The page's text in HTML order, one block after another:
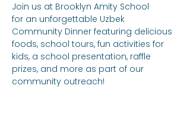
Join us at Brooklyn Amity School
for an unforgettable Uzbek
Community Dinner featuring delicious
foods, school tours, fun activities for
kids, a school presentation, raffle
prizes, and more as part of our
community outreach!